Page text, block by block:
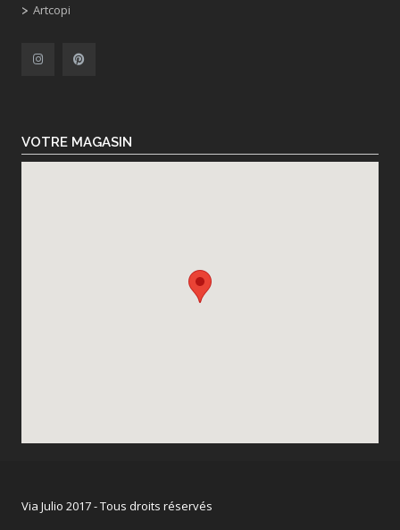
Artcopi
VOTRE MAGASIN
Via Julio 2017 - Tous droits réservés